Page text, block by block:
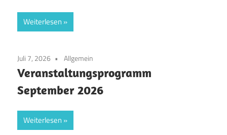
Weiterlesen
Juli 7, 2026 Allgemein
Veranstaltungsprogramm
September 2026
Weiterlesen